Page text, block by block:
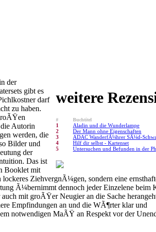
weitere
# Buchtitel
1
Aladin und die Wunderlampe
2
Der Mann ohne Eigenschaften
3
ADAC WanderfÃ¼hrer SÃ¼d-
4
Hilf dir selbst - Kartenset
5
Untersuchen und Befunden in der
der
gibt es
darf
zu haben.
Autorin
werden, die
Bilder und
der
Das ist
Booklet mit
ZiehvergnÃ¼gen, sondern eine
Ã¼bernimmt dennoch jeder Einzelene beim
mit groÃŸer Neugier an die Sache
Empfindungen an und die WÃ¶rter klar und
notwendigen MaÃŸ an Respekt vor der